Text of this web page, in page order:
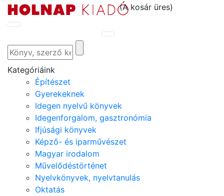
(A kosár üres)
Kategóriáink
Építészet
Gyerekeknek
Idegen nyelvű könyvek
Idegenforgalom, gasztronómia
Ifjúsági könyvek
Képző- és iparművészet
Magyar irodalom
Művelődéstörténet
Nyelvkönyvek, nyelvtanulás
Oktatás